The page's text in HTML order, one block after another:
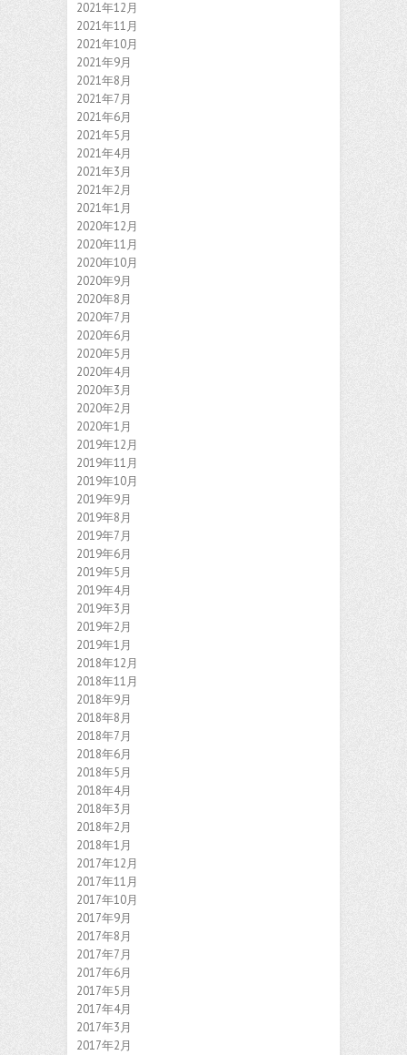
2021年12月
2021年11月
2021年10月
2021年9月
2021年8月
2021年7月
2021年6月
2021年5月
2021年4月
2021年3月
2021年2月
2021年1月
2020年12月
2020年11月
2020年10月
2020年9月
2020年8月
2020年7月
2020年6月
2020年5月
2020年4月
2020年3月
2020年2月
2020年1月
2019年12月
2019年11月
2019年10月
2019年9月
2019年8月
2019年7月
2019年6月
2019年5月
2019年4月
2019年3月
2019年2月
2019年1月
2018年12月
2018年11月
2018年9月
2018年8月
2018年7月
2018年6月
2018年5月
2018年4月
2018年3月
2018年2月
2018年1月
2017年12月
2017年11月
2017年10月
2017年9月
2017年8月
2017年7月
2017年6月
2017年5月
2017年4月
2017年3月
2017年2月